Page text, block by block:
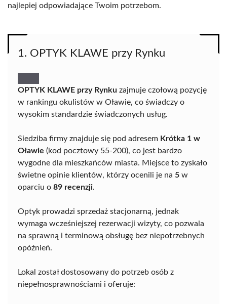
najlepiej odpowiadające Twoim potrzebom.
1. OPTYK KLAWE przy Rynku
OPTYK KLAWE przy Rynku zajmuje czołową pozycję
w rankingu okulistów w Oławie, co świadczy o
wysokim standardzie świadczonych usług.
Siedziba firmy znajduje się pod adresem Krótka 1 w
Oławie (kod pocztowy 55-200), co jest bardzo
wygodne dla mieszkańców miasta. Miejsce to zyskało
świetne opinie klientów, którzy ocenili je na 5 w
oparciu o 89 recenzji.
Optyk prowadzi sprzedaż stacjonarną, jednak
wymaga wcześniejszej rezerwacji wizyty, co pozwala
na sprawną i terminową obsługę bez niepotrzebnych
opóźnień.
Lokal został dostosowany do potrzeb osób z
niepełnosprawnościami i oferuje: